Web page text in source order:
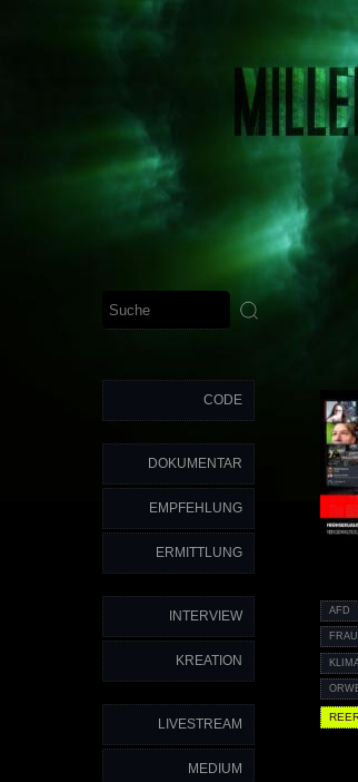
CODE
DOKUMENTAR
EMPFEHLUNG
ERMITTLUNG
INTERVIEW
KREATION
LIVESTREAM
MEDIUM
AFD